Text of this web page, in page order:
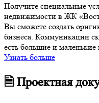
Получите специальные
недвижимости в ЖК
Вы сможете создать
бизнеса. Коммуникации
есть большие и
Узнать больше
🗎 Проектная